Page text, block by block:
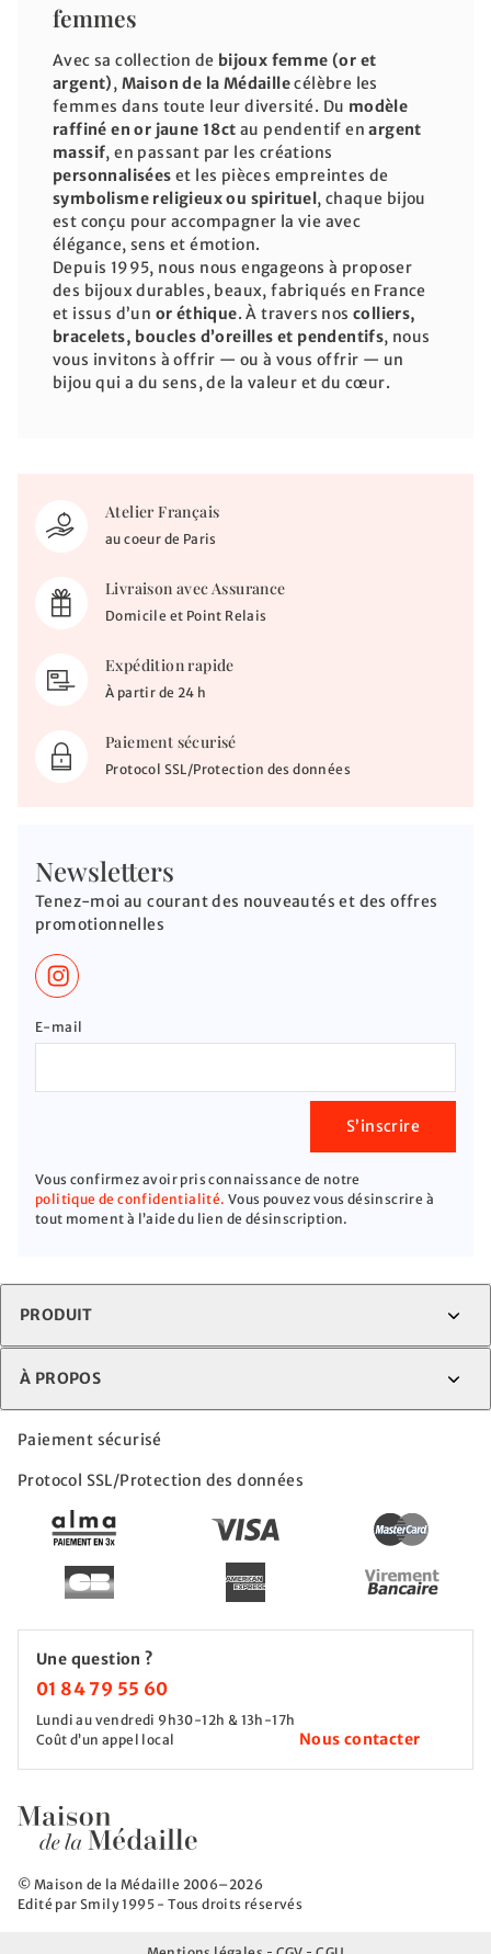
femmes
Avec sa collection de bijoux femme (or et
argent), Maison de la Médaillecélèbre les
femmes dans toute leur diversité. Du modèle
raffiné en or jaune 18ct au pendentif enargent
massif, en passant par les créations
personnalisées et les pièces empreintes de
symbolisme religieux ou spirituel, chaque bijou
est conçu pour accompagner la vie avec
élégance, sens et émotion.
Depuis 1995, nous nous engageons à proposer
des bijoux durables, beaux, fabriqués en France
et issus d’un or éthique. À travers noscolliers,
bracelets, boucles d’oreilles et pendentifs, nous
vous invitons à offrir — ou à vous offrir — un
bijou qui a du sens, de la valeur et du cœur.
Atelier Français
au coeur de Paris
Livraison avec Assurance
Domicile et Point Relais
Expédition rapide
À partir de 24 h
Paiement sécurisé
Protocol SSL/Protection des données
Newsletters
Tenez-moi au courant des nouveautés et des offres
promotionnelles
E-mail
S’inscrire
Vous confirmez avoir pris connaissance de notre
politique de confidentialité. Vous pouvez vous désinscrire à
tout moment à l’aide du lien de désinscription.
© Maison de la Médaille 2006–2026
Edité par Smily 1995 - Tous droits réservés
PRODUIT
À PROPOS
Paiement sécurisé
Protocol SSL/Protection des données
Une question ?
01 84 79 55 60
Lundi au vendredi 9h30-12h & 13h-17h
Coût d’un appel local
Nous contacter